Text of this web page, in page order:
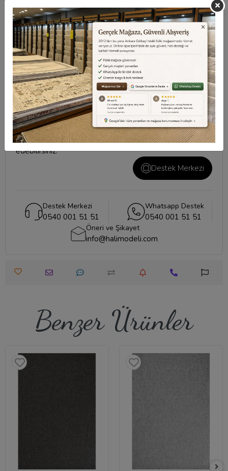
Taksit Seçenekleri
Değerlendirmeler
Destek Merkezi
Aklınızdaki soruların yanıtları ve önemli konuların
cevapları içindestek merkezisayfamızı ziyaret
edebilirsiniz.
Destek Merkezi
Destek Merkezi
0540 001 51 51
Whatsapp Destek
0540 001 51 51
Öneri ve Şikayet
info@halimodeli.com
Benzer Ürünler